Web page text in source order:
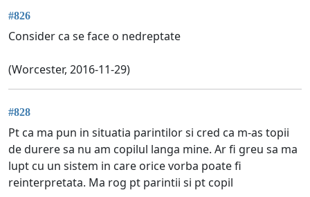
#826
Consider ca se face o nedreptate
(Worcester, 2016-11-29)
#828
Pt ca ma pun in situatia parintilor si cred ca m-as topii
de durere sa nu am copilul langa mine. Ar fi greu sa ma
lupt cu un sistem in care orice vorba poate fi
reinterpretata. Ma rog pt parintii si pt copil